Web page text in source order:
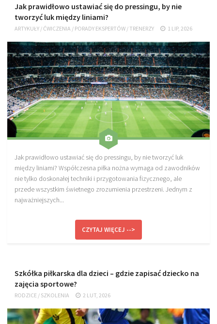
Program treningowy zapobieganie kontuzjom
Plan treningowy core stability
Plan treningowy szybkość i dynamika
Program przygotowania fizycznego
Program treningu siłowego
Program treningu biegowego
Sklep
Edukacja
Plany treningowe
Aplikacja Pro Training
Sprzęt treningowy
Kontakt
Jak prawidłowo ustawiać się do pressingu, by nie
tworzyć luk między liniami?
ARTYKUŁY / ĆWICZENIA / PORADY EKSPERTÓW /TRENERZY 1 LIP, 2026
Jak prawidłowo ustawiać się do pressingu, by nie tworzyć luk
między liniami? Współczesna piłka nożna wymaga od zawodników
nie tylko doskonałej techniki i przygotowania fizycznego, ale
przede wszystkim świetnego zrozumienia przestrzeni. Jednym z
najważniejszych...
CZYTAJ WIĘCEJ -->
Szkółka piłkarska dla dzieci – gdzie zapisać dziecko na
zajęcia sportowe?
RODZICE / SZKOLENIA 2 LUT, 2026